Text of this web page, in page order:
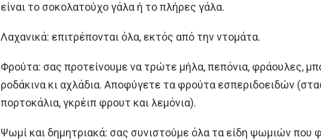
είναι το σοκολατούχο γάλα ή το πλήρες γάλα.
Λαχανικά: επιτρέπονται όλα, εκτός από την ντομάτα.
Φρούτα: σας προτείνουμε να τρώτε μήλα, πεπόνια, φράουλες,
ροδάκινα κι αχλάδια. Αποφύγετε τα φρούτα εσπεριδοειδών
πορτοκάλια, γκρέιπ φρουτ και λεμόνια).
Ψωμί και δημητριακά: σας συνιστούμε όλα τα είδη ψωμιών που